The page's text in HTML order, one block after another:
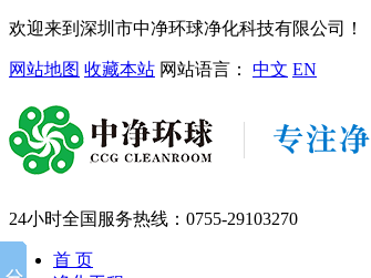
欢迎来到深圳市中净环球净化科技有限公司！
网站地图 收藏本站 网站语言： 中文 EN
24小时全国服务热线： 0755-29103270
首 页